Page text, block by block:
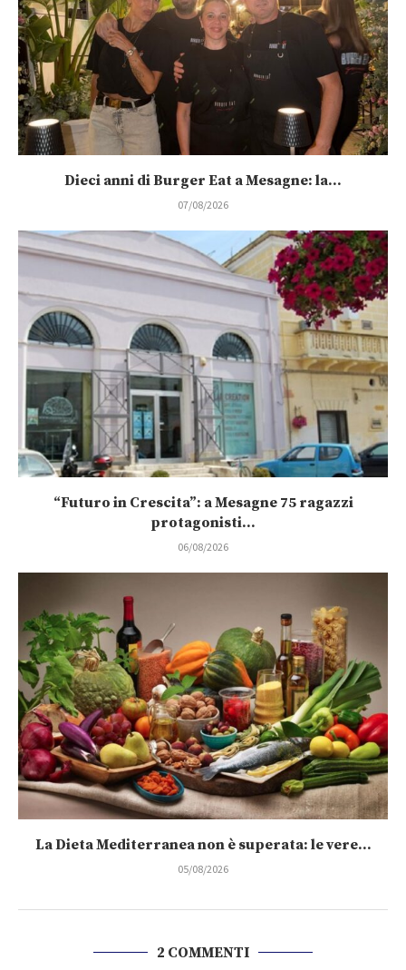
Dieci anni di Burger Eat a Mesagne: la...
07/08/2026
“Futuro in Crescita”: a Mesagne 75 ragazzi
protagonisti...
06/08/2026
La Dieta Mediterranea non è superata: le vere...
05/08/2026
2 COMMENTI